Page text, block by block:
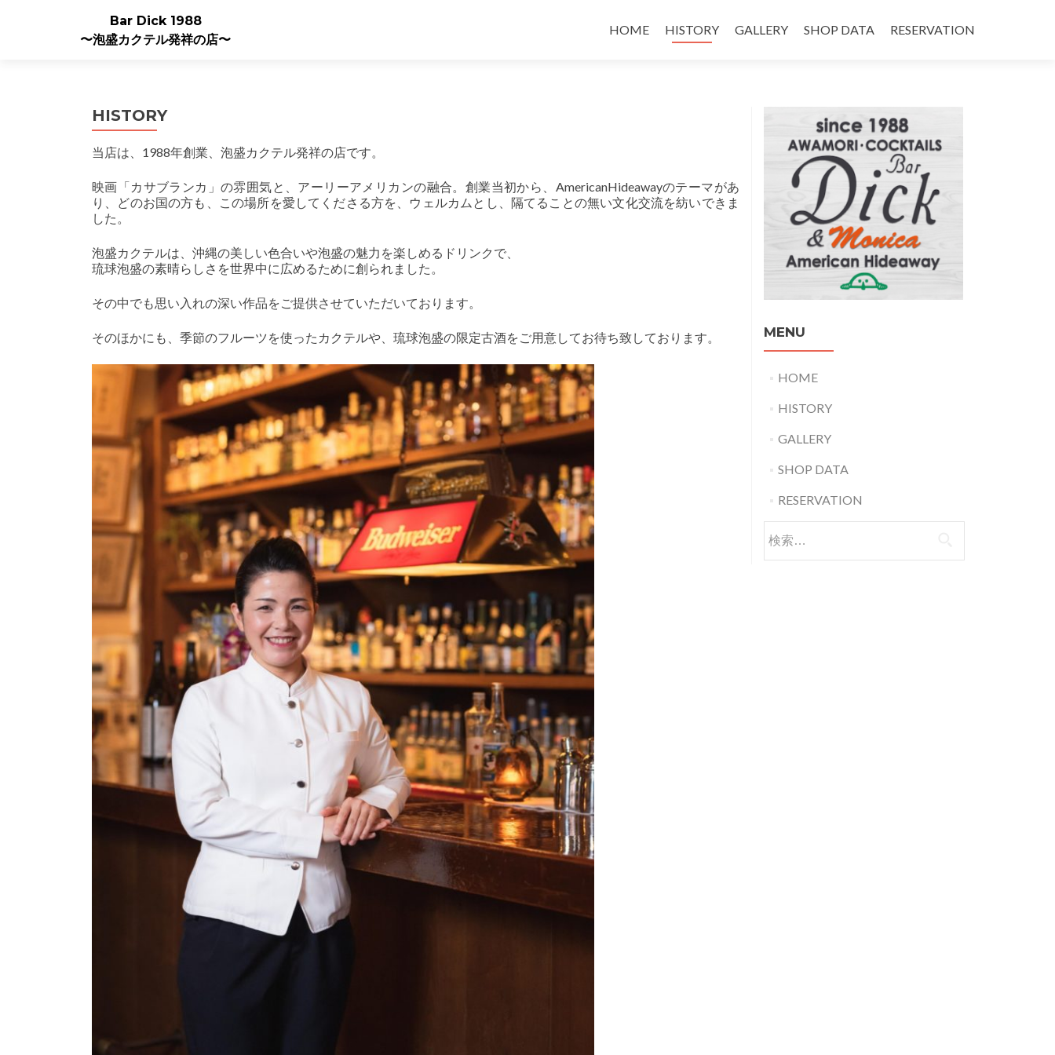
Bar Dick 1988
〜泡盛カクテル発祥の店〜
HOME
HISTORY GALLERY SHOP DATA RESERVATION
HISTORY
当店は、1988年創業、泡盛カクテル発祥の店です。
映画「カサブランカ」の雰囲気と、アーリーアメリカンの融合。創業当初から、AmericanHideawayのテーマがあ
り、どのお国の方も、この場所を愛してくださる方を、ウェルカムとし、隔てることの無い文化交流を紡いできま
した。
泡盛カクテルは、沖縄の美しい色合いや泡盛の魅力を楽しめるドリンクで、
琉球泡盛の素晴らしさを世界中に広めるために創られました。
その中でも思い入れの深い作品をご提供させていただいております。
そのほかにも、季節のフルーツを使ったカクテルや、琉球泡盛の限定古酒をご用意してお待ち致しております。 MENU
HOME
HISTORY
GALLERY
SHOP DATA
RESERVATION